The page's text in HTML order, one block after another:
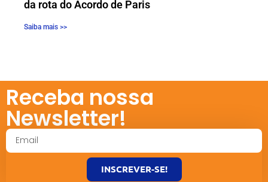
da rota do Acordo de Paris
Saiba mais >>
Receba nossa
Newsletter!
INSCREVER-SE!